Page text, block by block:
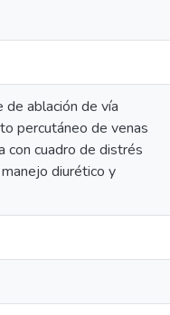
ablación de vía
percutáneo de venas
con cuadro de distrés
diurético y